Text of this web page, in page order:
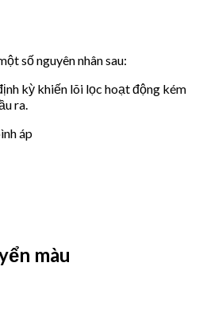
số nguyên nhân sau:
kỳ khiến lõi lọc hoạt động kém
ra.
áp
màu